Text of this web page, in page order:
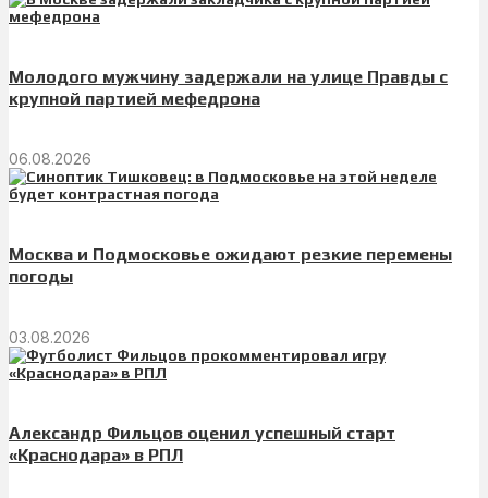
Молодого мужчину задержали на улице Правды с
крупной партией мефедрона
06.08.2026
Москва и Подмосковье ожидают резкие перемены
погоды
03.08.2026
Александр Фильцов оценил успешный старт
«Краснодара» в РПЛ